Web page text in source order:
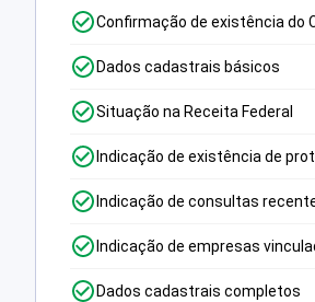
Confirmação de existência do
Dados cadastrais básicos
Situação na Receita Federal
Indicação de existência de
Indicação de consultas
Indicação de empresas
Dados cadastrais completos